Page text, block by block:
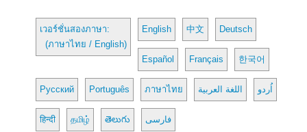
เวอร์ชั่นสองภาษา:
(ภาษาไทย / English)
English 中文 Deutsch
Español Français 한국어
Русский Português ภาษาไทย اللغة العربية اُردو
हिन्दी தமிழ் తెలుగు فارسی